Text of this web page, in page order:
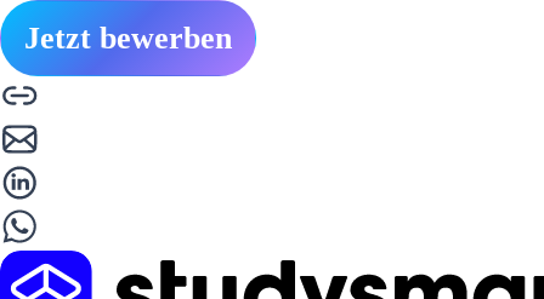
Jetzt bewerben